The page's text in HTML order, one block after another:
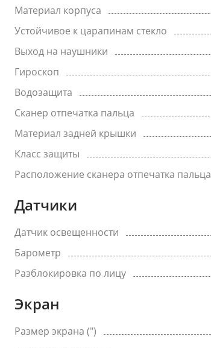
Материал корпуса
Устойчивое к царапинам стекло
Выход на наушники
Гироскоп
Водозащита
Сканер отпечатка пальца
Материал задней крышки
Класс защиты
Расположение сканера отпечатка пальца
Датчики
Датчик освещенности
Барометр
Разблокировка по лицу
Экран
Размер экрана (")